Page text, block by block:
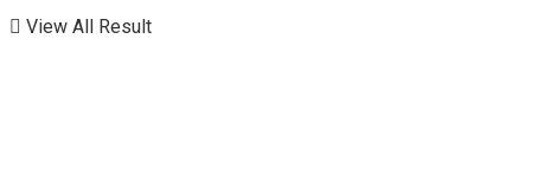
View All Result